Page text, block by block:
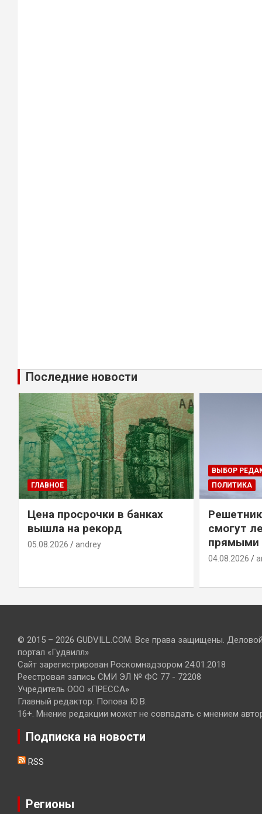
Последние новости
ГЛАВНОЕ
Цена просрочки в банках
вышла на рекорд
05.08.2026 andrey
ВЫБОР
ПОЛИТИКА
смогут
прямыми
04.08.2026
© 2015 – 2026 GUDVILL.COM. Все права защищены.
портал «Гудвилл»
Сайт зарегистрирован Роскомнадзором 24.01.2018
Реестровая запись СМИ ЭЛ № ФС 77 - 72208
Учредитель ООО «ПРЕССА»
Главный редактор: Попова Ю.В.
16+. Мнение редакции может не совпадать с мнением
Подписка на новости
RSS
Регионы